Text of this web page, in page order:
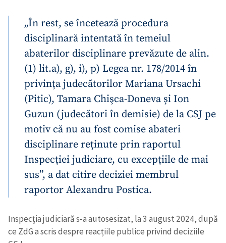
„În rest, se încetează procedura
disciplinară intentată în temeiul
abaterilor disciplinare prevăzute de alin.
(1) lit.a), g), i), p) Legea nr. 178/2014 în
privința judecătorilor Mariana Ursachi
(Pitic), Tamara Chişca-Doneva și Ion
Guzun (judecători în demisie) de la CSJ pe
motiv că nu au fost comise abateri
disciplinare reținute prin raportul
Inspecției judiciare, cu excepțiile de mai
sus”, a dat citire deciziei membrul
raportor Alexandru Postica.
Inspecția judiciară s-a autosesizat, la 3 august 2024, după
ce ZdG a scris despre reacțiile publice privind deciziile